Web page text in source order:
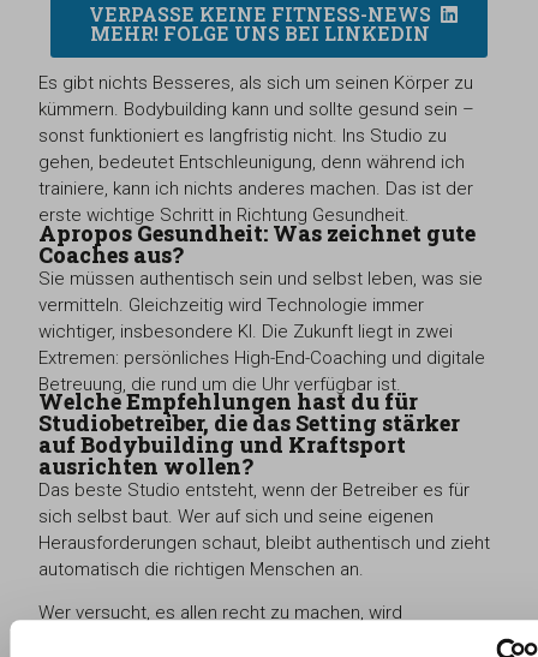
VERPASSE KEINE FITNESS-NEWS
MEHR! FOLGE UNS BEI LINKEDIN
Es gibt nichts Besseres, als sich um seinen Körper zu
kümmern. Bodybuilding kann und sollte gesund sein –
sonst funktioniert es langfristig nicht. Ins Studio zu
gehen, bedeutet Entschleunigung, denn während ich
trainiere, kann ich nichts anderes machen. Das ist der
erste wichtige Schritt in Richtung Gesundheit.
Apropos Gesundheit: Was zeichnet gute
Coaches aus?
Sie müssen authentisch sein und selbst leben, was sie
vermitteln. Gleichzeitig wird Technologie immer
wichtiger, insbesondere KI. Die Zukunft liegt in zwei
Extremen: persönliches High-End-Coaching und digitale
Betreuung, die rund um die Uhr verfügbar ist.
Welche Empfehlungen hast du für
Studiobetreiber, die das Setting stärker
auf Bodybuilding und Kraftsport
ausrichten wollen?
Das beste Studio entsteht, wenn der Betreiber es für
sich selbst baut. Wer auf sich und seine eigenen
Herausforderungen schaut, bleibt authentisch und zieht
automatisch die richtigen Menschen an.
Wer versucht, es allen recht zu machen, wird